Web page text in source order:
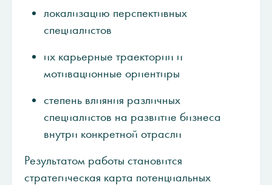
локализацию перспективных
специалистов
их карьерные траектории и
мотивационные ориентиры
степень влияния различных
специалистов на развитие бизнеса
внутри конкретной отрасли
Результатом работы становится
стратегическая карта потенциальных